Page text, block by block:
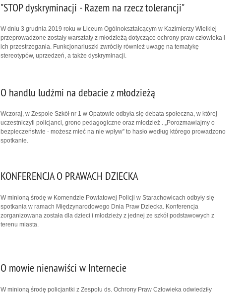
"STOP dyskryminacji - Razem na rzecz tolerancji"
W dniu 3 grudnia 2019 roku w Liceum Ogólnokształcącym w Kazimierzy Wielkiej
przeprowadzone zostały warsztaty z młodzieżą dotyczące ochrony praw człowieka i
ich przestrzegania. Funkcjonariuszki zwróciły również uwagę na tematykę
stereotypów, uprzedzeń, a także dyskryminacji.
O handlu ludźmi na debacie z młodzieżą
Wczoraj, w Zespole Szkół nr 1 w Opatowie odbyła się debata społeczna, w której
uczestniczyli policjanci, grono pedagogiczne oraz młodzież . „Porozmawiajmy o
bezpieczeństwie - możesz mieć na nie wpływ” to hasło według którego prowadzono
spotkanie.
KONFERENCJA O PRAWACH DZIECKA
W minioną środę w Komendzie Powiatowej Policji w Starachowicach odbyły się
spotkania w ramach Międzynarodowego Dnia Praw Dziecka. Konferencja
zorganizowana została dla dzieci i młodzieży z jednej ze szkół podstawowych z
terenu miasta.
O mowie nienawiści w Internecie
W minioną środę policjantki z Zespołu ds. Ochrony Praw Człowieka odwiedziły